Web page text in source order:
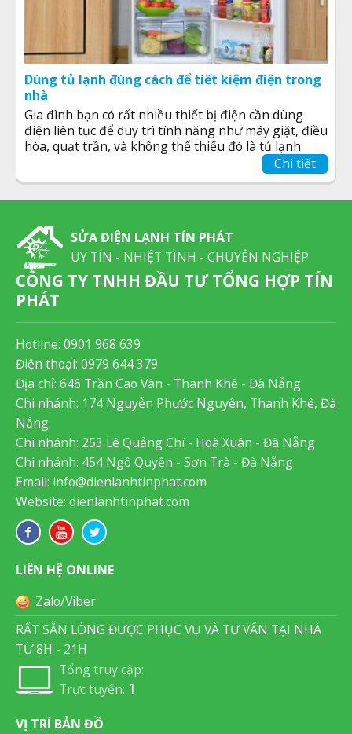
Dùng tủ lạnh đúng cách để tiết kiệm điện trong
nhà
Gia đình bạn có rất nhiều thiết bị điện cần dùng
điện liên tục để duy trì tính năng như máy giặt, điều
hòa, quạt trần, và không thể thiếu đó là tủ lạnh
Chi tiết
SỬA ĐIỆN LẠNH TÍN PHÁT
UY TÍN - NHIỆT TÌNH - CHUYÊN NGHIỆP
CÔNG TY TNHH ĐẦU TƯ TỔNG HỢP TÍN
PHÁT
Hotline: 0901 968 639
Điện thoại: 0979 644 379
Địa chỉ: 646 Trần Cao Vân - Thanh Khê - Đà Nẵng
Chi nhánh: 174 Nguyễn Phước Nguyên, Thanh Khê, Đà
Nẵng
Chi nhánh: 253 Lê Quảng Chí - Hoà Xuân - Đà Nẵng
Chi nhánh: 454 Ngô Quyền - Sơn Trà - Đà Nẵng
Email: info@dienlanhtinphat.com
Website: dienlanhtinphat.com
LIÊN HỆ ONLINE
Zalo/Viber
RẤT SẴN LÒNG ĐƯỢC PHỤC VỤ VÀ TƯ VẤN TẠI NHÀ
TỪ 8H - 21H
Tổng truy cập:
Trực tuyến: 1
VỊ TRÍ BẢN ĐỒ